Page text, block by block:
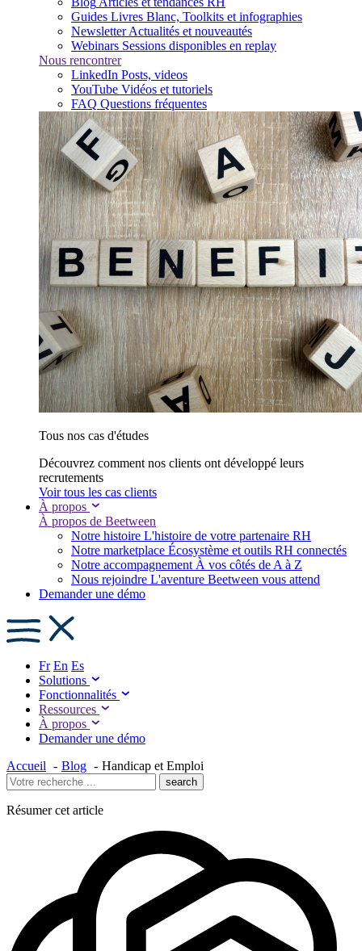
Guides Livres Blanc, Toolkits et infographies
Newsletter Actualités et nouveautés
Webinars Sessions disponibles en replay
Nous rencontrer
LinkedIn Posts, videos
YouTube Vidéos et tutoriels
FAQ Questions fréquentes
Tous nos cas d'études
Découvrez comment nos clients ont développé leurs
recrutements
Voir tous les cas clients
À propos
À propos de Beetween
Notre histoire L'histoire de votre partenaire RH
Notre marketplace Écosystème et outils RH connectés
Notre accompagnement À vos côtés de A à Z
Nous rejoindre L'aventure Beetween vous attend
Demander une démo
Fr En Es
Solutions
Fonctionnalités
Ressources
À propos
Demander une démo
Accueil
Blog Handicap et Emploi
search
Résumer cet article